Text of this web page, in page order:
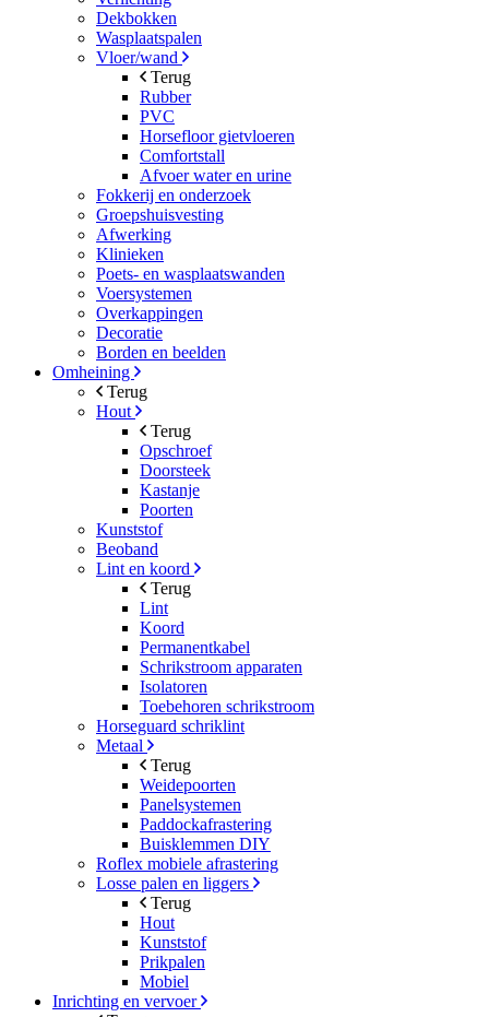
Dekbokken
Wasplaatspalen
Vloer/wand
Terug
Rubber
PVC
Horsefloor gietvloeren
Comfortstall
Afvoer water en urine
Fokkerij en onderzoek
Groepshuisvesting
Afwerking
Klinieken
Poets- en wasplaatswanden
Voersystemen
Overkappingen
Decoratie
Borden en beelden
Omheining
Terug
Hout
Terug
Opschroef
Doorsteek
Kastanje
Poorten
Kunststof
Beoband
Lint en koord
Terug
Lint
Koord
Permanentkabel
Schrikstroom apparaten
Isolatoren
Toebehoren schrikstroom
Horseguard schriklint
Metaal
Terug
Weidepoorten
Panelsystemen
Paddockafrastering
Buisklemmen DIY
Roflex mobiele afrastering
Losse palen en liggers
Terug
Hout
Kunststof
Prikpalen
Mobiel
Inrichting en vervoer